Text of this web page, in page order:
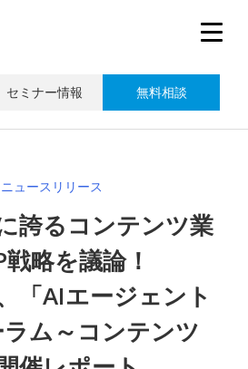
セミナー情報 無料相談
ニュースリリース
誇るコンテンツ業
略を議論！
「AIエージェント
ム～コンテンツ